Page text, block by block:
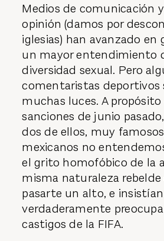
Medios de comunicación
opinión (damos por
iglesias) han avanzado en
un mayor entendimiento
diversidad sexual. Pero
comentaristas deportivos
muchas luces. A propósito
sanciones de junio
dos de ellos, muy
mexicanos no
el grito homofóbico de la
misma naturaleza
pasarte un alto, e
verdaderamente
castigos de la FIFA.